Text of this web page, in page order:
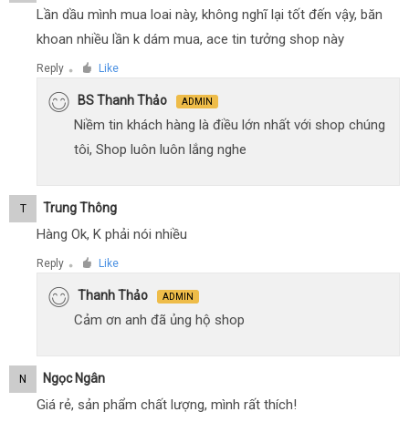
Lần dầu mình mua loai này, không nghĩ lại tốt đến vậy, băn
khoan nhiều lần k dám mua, ace tin tưởng shop này
Reply ● Like
BS Thanh Thảo ADMIN
Niềm tin khách hàng là điều lớn nhất với shop chúng
tôi, Shop luôn luôn lắng nghe
T Trung Thông
Hàng Ok, K phải nói nhiều
Reply ● Like
Thanh Thảo ADMIN
Cảm ơn anh đã ủng hộ shop
N Ngọc Ngân
Giá rẻ, sản phẩm chất lượng, mình rất thích!